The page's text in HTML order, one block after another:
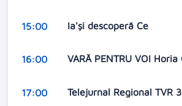
15:00 Ia'și descoperă Ce
16:00 VARĂ PENTRU VOI Horia
17:00 Telejurnal Regional TVR